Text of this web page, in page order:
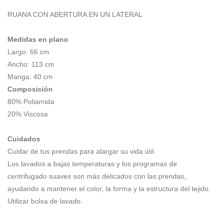
precio
precio
RUANA CON ABERTURA EN UN LATERAL
Medidas en plano
Largo: 66 cm
Ancho: 113 cm
Manga: 40 cm
Composición
80% Poliamida
20% Viscosa
Cuidados
Cuidar de tus prendas para alargar su vida útil.
Los lavados a bajas temperaturas y los programas de
centrifugado suaves son más delicados con las prendas,
ayudando a mantener el color, la forma y la estructura del tejido.
Utilizar bolsa de lavado.